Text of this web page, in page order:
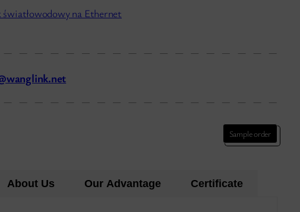
światłowodowy na Ethernet
Sample order
About Us Our Advantage Certificate